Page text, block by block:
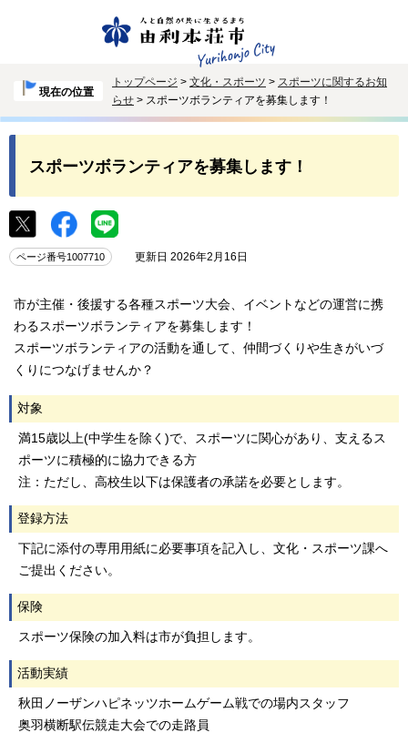
現在の位置
トップページ > 文化・スポーツ > スポーツに関するお知
らせ > スポーツボランティアを募集します！
スポーツボランティアを募集します！
ページ番号1007710 更新日 2026年2月16日
市が主催・後援する各種スポーツ大会、イベントなどの運営に携
わるスポーツボランティアを募集します！
スポーツボランティアの活動を通して、仲間づくりや生きがいづ
くりにつなげませんか？
対象
満15歳以上(中学生を除く)で、スポーツに関心があり、支えるス
ポーツに積極的に協力できる方
注：ただし、高校生以下は保護者の承諾を必要とします。
登録方法
下記に添付の専用用紙に必要事項を記入し、文化・スポーツ課へ
ご提出ください。
保険
スポーツ保険の加入料は市が負担します。
活動実績
秋田ノーザンハピネッツホームゲーム戦での場内スタッフ
奥羽横断駅伝競走大会での走路員